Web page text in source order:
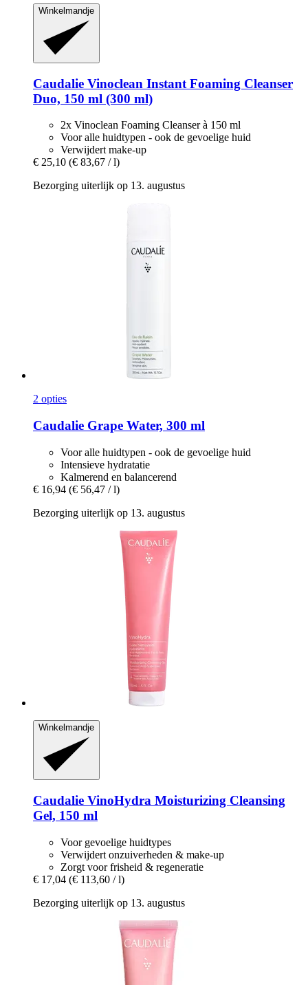
Winkelmandje
Caudalie Vinoclean Instant Foaming Cleanser
Duo, 150 ml (300 ml)
2x Vinoclean Foaming Cleanser à 150 ml
Voor alle huidtypen - ook de gevoelige huid
Verwijdert make-up
€ 25,10 (€ 83,67 / l)
Bezorging uiterlijk op 13. augustus
2 opties
Caudalie Grape Water, 300 ml
Voor alle huidtypen - ook de gevoelige huid
Intensieve hydratatie
Kalmerend en balancerend
€ 16,94 (€ 56,47 / l)
Bezorging uiterlijk op 13. augustus
Winkelmandje
Caudalie VinoHydra Moisturizing Cleansing
Gel, 150 ml
Voor gevoelige huidtypes
Verwijdert onzuiverheden & make-up
Zorgt voor frisheid & regeneratie
€ 17,04 (€ 113,60 / l)
Bezorging uiterlijk op 13. augustus